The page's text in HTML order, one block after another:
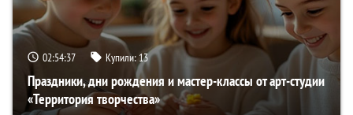
02:54:36 Купили: 13
Праздники, дни рождения и мастер-классы от арт-студии
«Территория творчества»